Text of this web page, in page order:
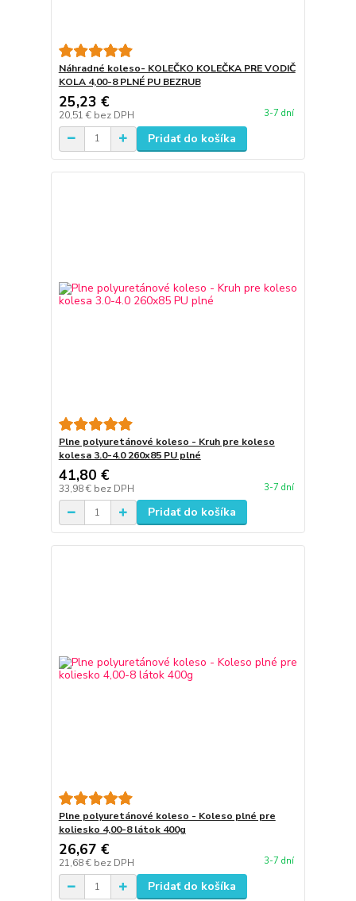
Náhradné koleso- KOLEČKO KOLEČKA PRE VODIČ
KOLA 4,00-8 PLNÉ PU BEZRUB
25,23 €
20,51 € bez DPH 3-7 dní
Pridať do košíka
Plne polyuretánové koleso - Kruh pre koleso
kolesa 3.0-4.0 260x85 PU plné
41,80 €
33,98 € bez DPH 3-7 dní
Pridať do košíka
Plne polyuretánové koleso - Koleso plné pre
koliesko 4,00-8 látok 400g
26,67 €
21,68 € bez DPH 3-7 dní
Pridať do košíka